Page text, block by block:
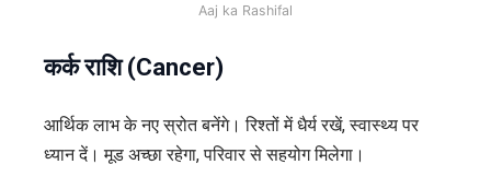
Aaj ka Rashifal
कर्क राशि (Cancer)
आर्थिक लाभ के नए स्रोत बनेंगे। रिश्तों में धैर्य रखें, स्वास्थ्य पर
ध्यान दें। मूड अच्छा रहेगा, परिवार से सहयोग मिलेगा।